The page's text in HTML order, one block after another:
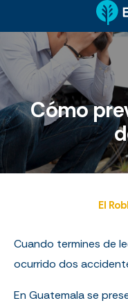
Cómo
El
Cuando termines de
ocurrido dos
En Guatemala se